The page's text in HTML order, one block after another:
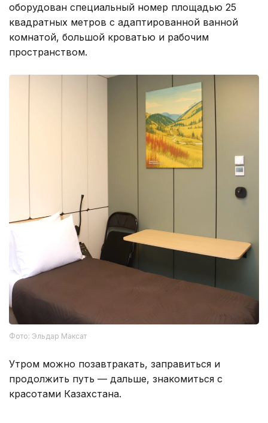
оборудован специальный номер площадью 25
квадратных метров с адаптированной ванной
комнатой, большой кроватью и рабочим
пространством.
Фото: Эльдар Максат
Утром можно позавтракать, заправиться и
продолжить путь — дальше, знакомиться с
красотами Казахстана.